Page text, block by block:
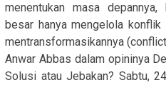
menentukan masa
besar hanya mengelola konflik
mentransformasikannya
Anwar Abbas dalam opininya
Solusi atau Jebakan? Sabtu,